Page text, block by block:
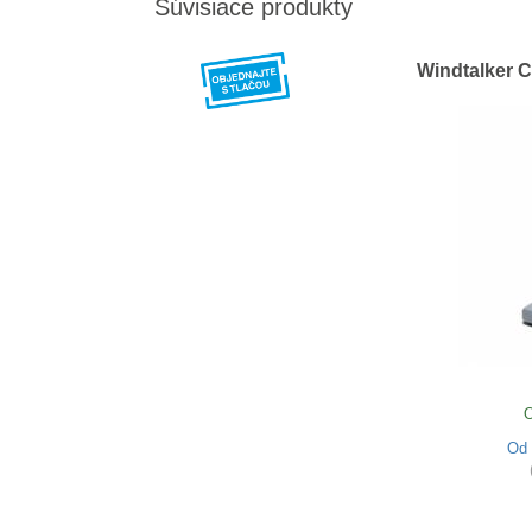
Súvisiace produkty
Windtalker
Od